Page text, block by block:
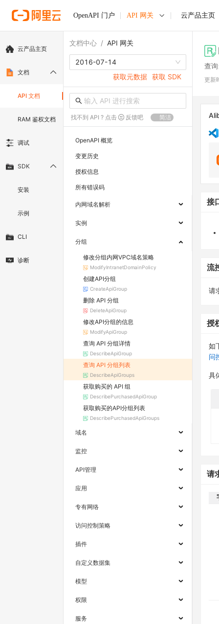
OpenAPI 门户 API 网关 云产品主页
云产品主页
文档
API 文档
RAM 鉴权文档
调试
SDK
安装
示例
CLI
诊断
文档中心 / API 网关
2016-07-14
获取元数据 获取 SDK
找不到 API ? 点击 反馈吧 简洁
OpenAPI 概览
变更历史
授权信息
所有错误码
内网域名解析
实例
分组
修改分组内网VPC域名策略
ModifyIntranetDomainPolicy
创建API分组
CreateApiGroup
删除 API 分组
DeleteApiGroup
修改API分组的信息
ModifyApiGroup
查询 API 分组详情
DescribeApiGroup
查询 API 分组列表
DescribeApiGroups
获取购买的 API 组
DescribePurchasedApiGroup
获取购买的API分组列表
DescribePurchasedApiGroups
域名
监控
API管理
应用
专有网络
访问控制策略
插件
自定义数据集
模型
权限
服务
查
更新
接
流
请
授
如
问
具
请